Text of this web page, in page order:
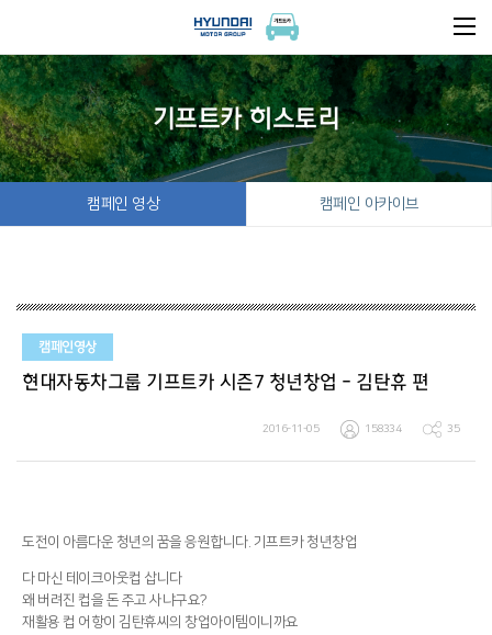
기프트카 히스토리
캠페인 영상 캠페인 아카이브
캠페인영상
현대자동차그룹 기프트카 시즌7 청년창업 - 김탄휴 편
2016-11-05 158334 35
도전이 아름다운 청년의 꿈을 응원합니다. 기프트카 청년창업
다 마신 테이크아웃컵 삽니다
왜 버려진 컵을 돈 주고 사냐구요?
재활용 컵 어항이 김탄휴씨의 창업아이템이니까요